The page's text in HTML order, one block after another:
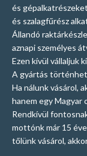
és
és szalagfűrész
Állandó
aznapi személyes
Ezen kívül vállaljuk
A gyártás történhet
Ha nálunk vásárol,
hanem egy Magyar
Rendkívül
mottónk már 15
tőlünk vásárol,